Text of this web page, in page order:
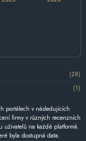
(28)
(1)
portálech v následujících
firmy v různých recenzních
na každé platformě.
byla dostupná data.